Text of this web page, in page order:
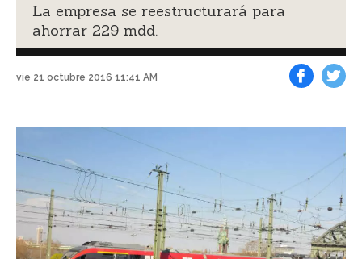
La empresa se reestructurará para
ahorrar 229 mdd.
vie 21 octubre 2016 11:41 AM